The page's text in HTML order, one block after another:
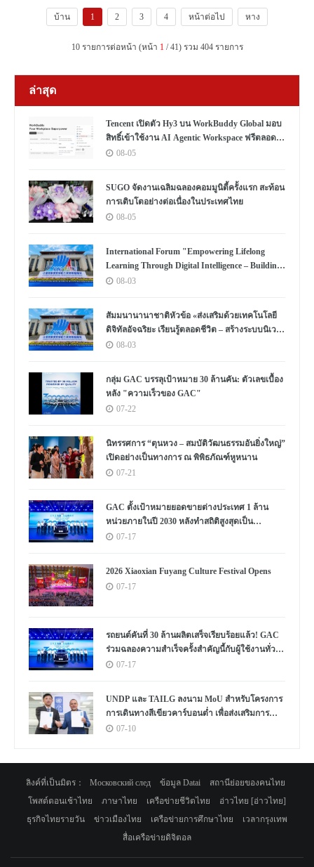
บ้าน 1 2 3 4 หน้าต่อไป หาง
10 รายการต่อหน้า (หน้า 1/ 41) รวม 404 รายการ
ล่าสุด
Tencent เปิดตัว Hy3 บน WorkBuddy Global มอบ
สิทธิ์เข้าใช้งาน AI Agentic Workspace ฟรีตลอด
เดือนสิงหาคม
08-05
SUGO จัดงานเฉลิมฉลองคอมมูนิตี้ครั้งแรก สะท้อน
การเติบโตอย่างต่อเนื่องในประเทศไทย
08-05
International Forum "Empowering Lifelong
Learning Through Digital Intelligence – Building
a New Ecosystem for Human Lifelong Learning"
08-03
สัมมนานานาชาติหัวข้อ «ส่งเสริมด้วยเทคโนโลยี
ดิจิทัลอัจฉริยะ เรียนรู้ตลอดชีวิต – สร้างระบบนิเวศ
ใหม่แห่งการเรียนรู้ตลอดชีวิตของมนุษย์» จัดขึ้น
08-03
กลุ่ม GAC บรรลุเป้าหมาย 30 ล้านคัน: ตัวเลขเบื้อง
หลัง "ความเร็วของ GAC"
07-22
นิทรรศการ “ตุนหวง – สมบัติวัฒนธรรมอันยิ่งใหญ่”
เปิดอย่างเป็นทางการ ณ พิพิธภัณฑ์หูหนาน
07-21
GAC ตั้งเป้าหมายยอดขายต่างประเทศ 1 ล้าน
หน่วยภายในปี 2030 หลังทำสถิติสูงสุดเป็น
ประวัติการณ์
07-17
2026 Xiaoxian Fuyang Culture Festival Opens
07-17
รถยนต์คันที่ 30 ล้านผลิตเสร็จเรียบร้อยแล้ว! GAC
ร่วมฉลองความสำเร็จครั้งสำคัญนี้กับผู้ใช้งานทั่ว
โลก07-17
UNDP และ TAILG ลงนาม MoU สำหรับโครงการ
การเดินทางสีเขียวคาร์บอนต่ำ เพื่อส่งเสริมการ
พัฒนาอย่างยั่งยืนในแอฟริกาและทั่วโลก
07-10
ลิงค์ที่เป็นมิตร： Московский след ข้อมูล Datai
สถานีย่อยของคนไทย
โพสต์ตอนเช้าไทย
ภาษาไทย เครือข่ายชีวิตไทย
อ่าวไทย [อ่าวไทย]
ธุรกิจไทยรายวัน
ข่าวเมืองไทย เครือข่ายการศึกษาไทย
เวลากรุงเทพ
สื่อเครือข่ายดิจิตอล